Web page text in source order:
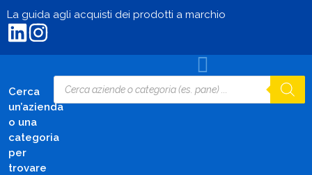
La guida agli acquisti dei prodotti a marchio
Cerca
un’azienda
o una
categoria
per
trovare